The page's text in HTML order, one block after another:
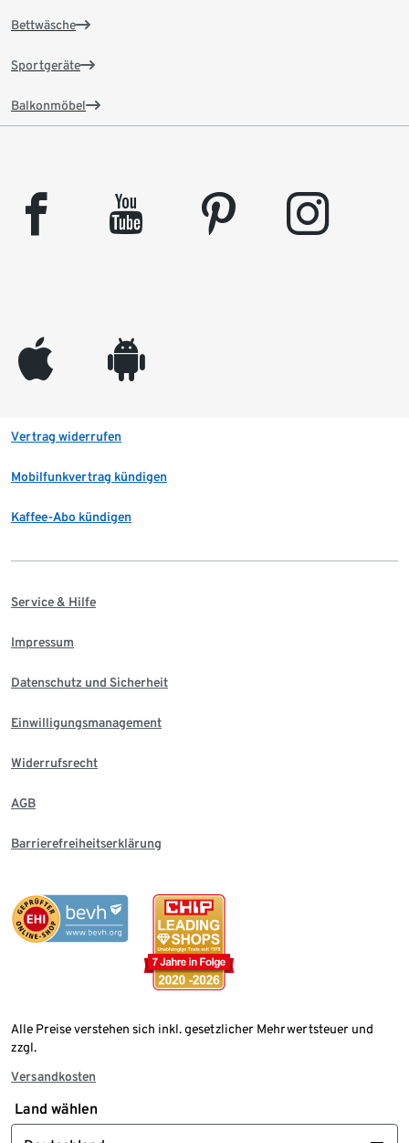
Bettwäsche
Sportgeräte
Balkonmöbel
facebook youtube pinterest instagram
appleinc android
Vertrag widerrufen
Mobilfunkvertrag kündigen
Kaffee-Abo kündigen
Service & Hilfe
Impressum
Datenschutz und Sicherheit
Einwilligungsmanagement
Widerrufsrecht
AGB
Barrierefreiheitserklärung
Alle Preise verstehen sich inkl. gesetzlicher Mehrwertsteuer und
zzgl.
Versandkosten
Land wählen